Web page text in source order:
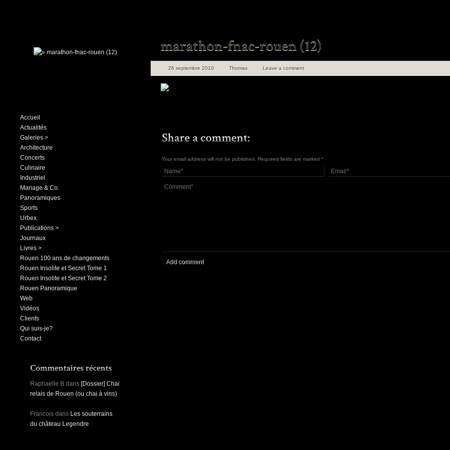
Accueil
Actualités
Galeries >
Architecture
Concerts
Culinaire
Industriel
Mariage & Co.
Panoramiques
Sports
Urbex
Publications >
Journaux
Livres >
Rouen 100 ans de changements
Rouen Insolite et Secret Tome 1
Rouen Insolite et Secret Tome 2
Rouen Panoramique
Web
Vidéos
Clients
Qui suis-je?
Contact
Raphaelle B dans [Dossier] Chai
relais de Rouen (ou chai à vins)
Francois dans Les souterrains
du château Legendre
26 septembre 2010 Thomas Leave a comment
Your email address will not be published. Required fields are marked *
Add comment